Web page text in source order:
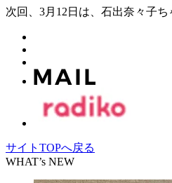
次回、3月12日は、石出奈々子ち
サイトTOPへ戻る
WHAT’s NEW